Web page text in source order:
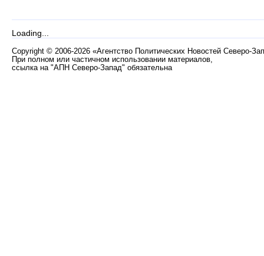
Loading...
Copyright © 2006-2026 «Агентство Политических Новостей Северо-
При полном или частичном использовании материалов,
ссылка на "АПН Северо-Запад" обязательна